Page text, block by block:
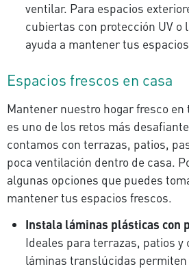
ventilar. Para espacios
cubiertas con protección UV o
ayuda a mantener tus
Espacios frescos en casa
Mantener nuestro hogar fresco
es uno de los retos más
contamos con terrazas, patios,
poca ventilación dentro de casa.
algunas opciones que puedes
mantener tus espacios frescos.
Instala láminas plásticas con
Ideales para terrazas, patios y
láminas translúcidas permiten